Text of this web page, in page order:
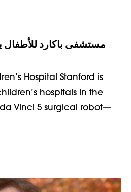
مستشفى باكارد للأطفال
Hospital Stanford is
hospitals in the
Vinci 5 surgical robot—